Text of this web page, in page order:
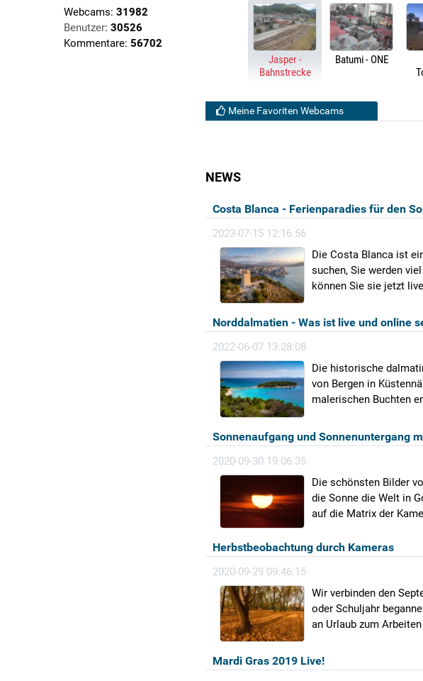
Webcams: 31982
Benutzer: 30526
Kommentare: 56702
Jasper -
Bahnstrecke
Batumi - ONE
Meine Favoriten Webcams
NEWS
Costa Blanca - Ferienparadies für den
2023-07-15 12:16:56
Die Costa Blanca ist
suchen, Sie werden
können Sie sie jetzt
Norddalmatien - Was ist live und online
2022-06-07 13:28:08
Die historische
von Bergen in
malerischen Buchten
Sonnenaufgang und Sonnenuntergang
2020-09-30 19:06:35
Die schönsten Bilder
die Sonne die Welt in
auf die Matrix der
Herbstbeobachtung durch Kameras
2020-09-29 09:46:15
Wir verbinden den
oder Schuljahr
an Urlaub zum
Mardi Gras 2019 Live!